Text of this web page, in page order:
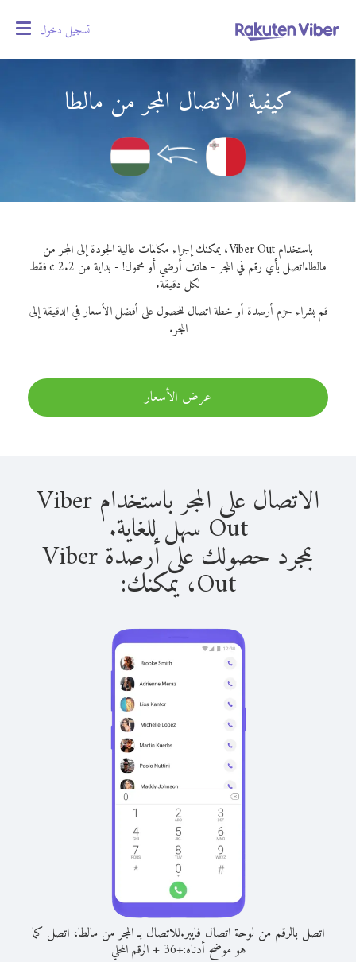
تسجيل دخول
كيفية الاتصال المجر من مالطا
باستخدام Viber Out، يمكنك إجراء مكالمات عالية الجودة إلى المجر من
مالطا.
اتصل بأي رقم في المجر - هاتف أرضي أو محمول! - بداية من 2.2 ¢ فقط
لكل دقيقة.
قم بشراء حزم أرصدة أو خطة اتصال للحصول على أفضل الأسعار في الدقيقة إلى
المجر.
عرض الأسعار
الاتصال على المجر باستخدام Viber
Out سهل للغاية.
بمجرد حصولك على أرصدة Viber
Out، يمكنك:
اتصل بالرقم من لوحة اتصال فايبر.للاتصال بـ المجر من مالطا، اتصل كما
هو موضح أدناه:+
36
+الرقم المحلي